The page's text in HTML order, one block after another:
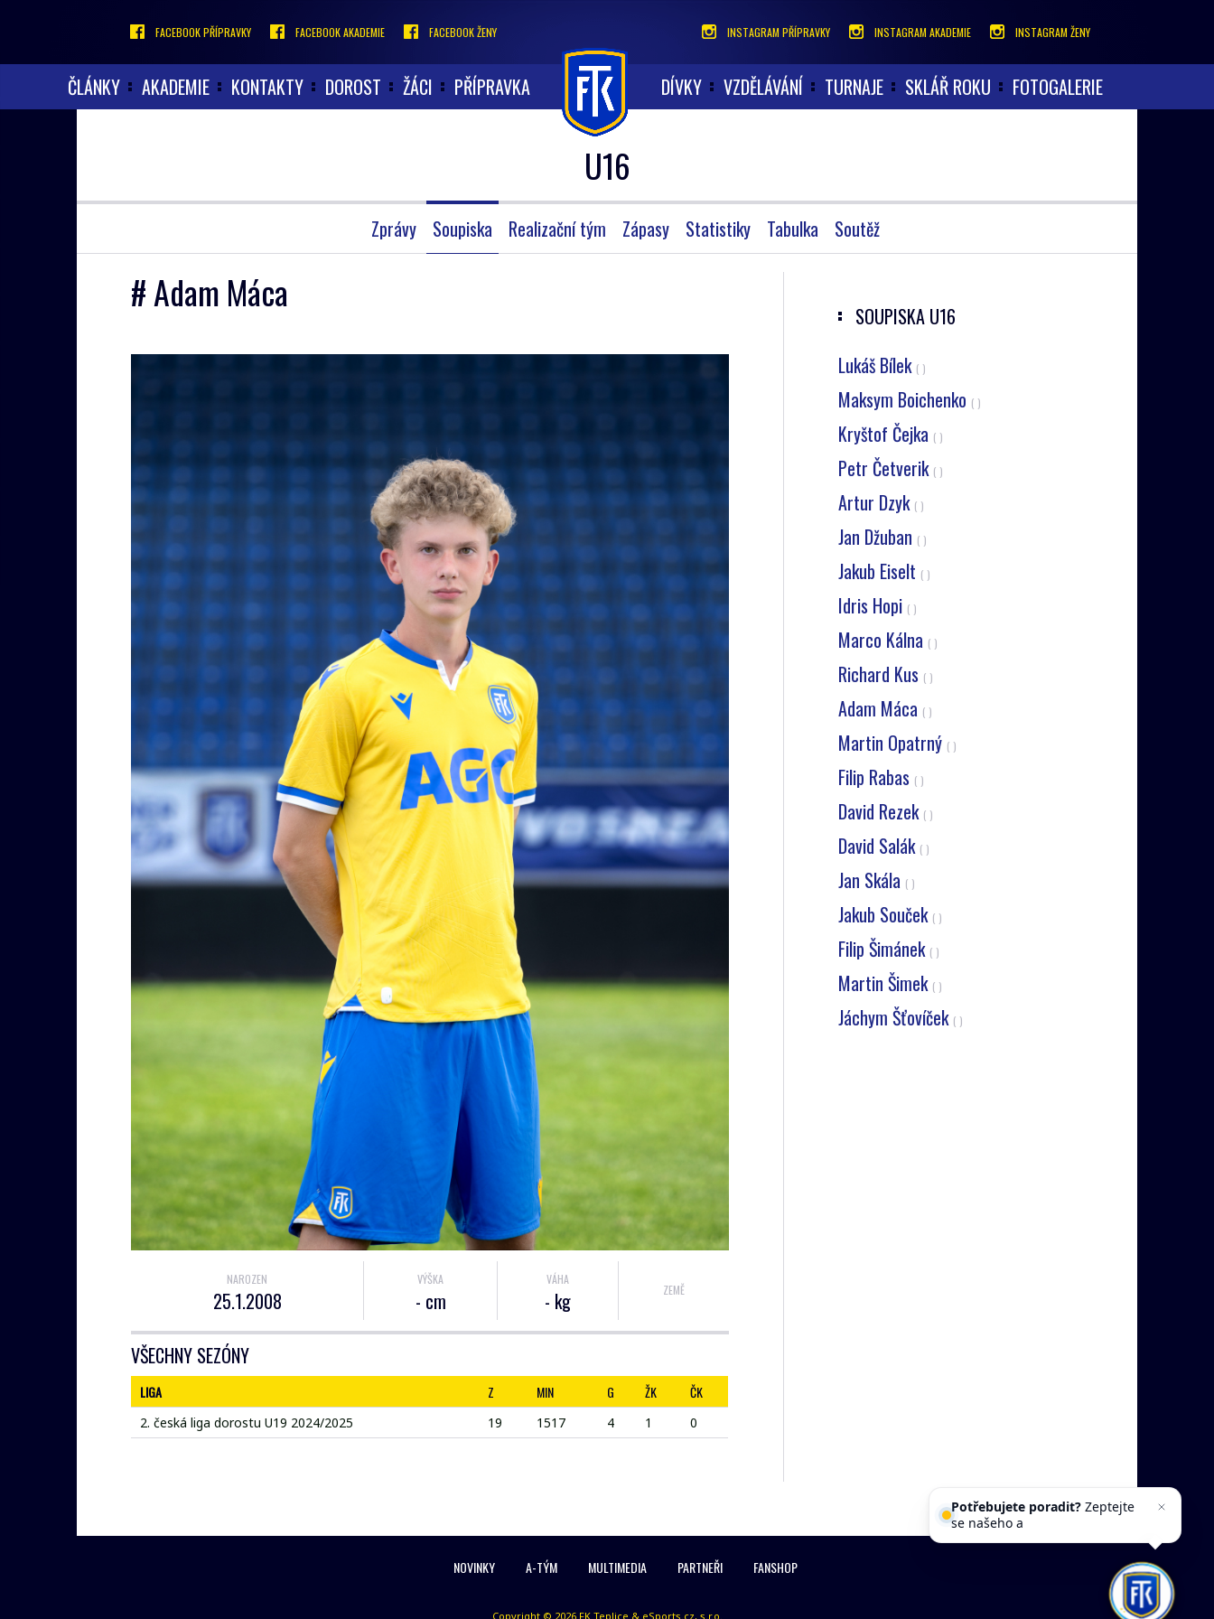
FACEBOOK PŘÍPRAVKY FACEBOOK AKADEMIE FACEBOOK ŽENY INSTAGRAM PŘÍPRAVKY INSTAGRAM AKADEMIE INSTAGRAM ŽENY
ČLÁNKY AKADEMIE KONTAKTY DOROST ŽÁCI PŘÍPRAVKA DÍVKY VZDĚLÁVÁNÍ TURNAJE SKLÁŘ ROKU FOTOGALERIE
U16
Zprávy Soupiska Realizační tým Zápasy Statistiky Tabulka Soutěž
# Adam Máca
NAROZEN
25.1.2008
VÝŠKA
- cm
VÁHA
- kg ZEMĚ
VŠECHNY SEZÓNY
LIGA Z MIN G ŽK ČK
2. česká liga dorostu U19 2024/2025 19 1517 4 1 0
SOUPISKA U16
Lukáš Bílek ( )
Maksym Boichenko ( )
Kryštof Čejka ( )
Petr Četverik ( )
Artur Dzyk ( )
Jan Džuban ( )
Jakub Eiselt ( )
Idris Hopi ( )
Marco Kálna ( )
Richard Kus ( )
Adam Máca ( )
Martin Opatrný ( )
Filip Rabas ( )
David Rezek ( )
David Salák ( )
Jan Skála ( )
Jakub Souček ( )
Filip Šimánek ( )
Martin Šimek ( )
Jáchym Šťovíček ( )
NOVINKY A-TÝM MULTIMEDIA PARTNEŘI FANSHOP
Copyright © 2026 FK Teplice & eSports.cz, s.r.o.
Potřebujete poradit?Zeptejte
se našeho asistenta